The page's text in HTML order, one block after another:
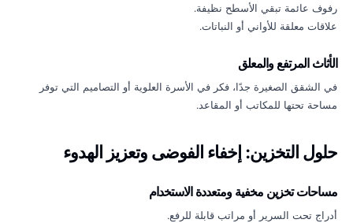
رفوف عائمة تبقي الأسطح نظيفة.
علاقات معلقة للأواني أو النباتات.
الأثاث المرتفع والمعلق
في الشقق الصغيرة جدًا، فكر في الأسرة العلوية أو التصاميم التي توفر
مساحة تحتها للمكاتب أو المقاعد.
حلول التخزين: إخفاء الفوضى وتعزيز الهدوء
مساحات تخزين مخفية ومتعددة الاستخدام
أدراج تحت السرير أو مراتب قابلة للرفع.